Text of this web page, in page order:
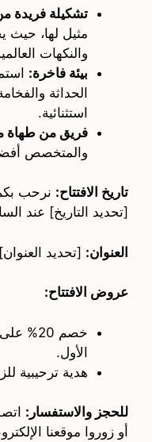
تشكيلة فريدة
مثيل لها، حيث
والنكهات
بيئة فاخرة:
الحداثة
استثنائية.
فريق من طهاة
والمتخصص
تاريخ الافتتاح: نرحب
[تحديد التاريخ] عند
العنوان: [تحديد العنوان]
عروض الافتتاح:
خصم
الأول.
هدية ترحيبية
للحجز والاستفسار:
أو زوروا موقعنا